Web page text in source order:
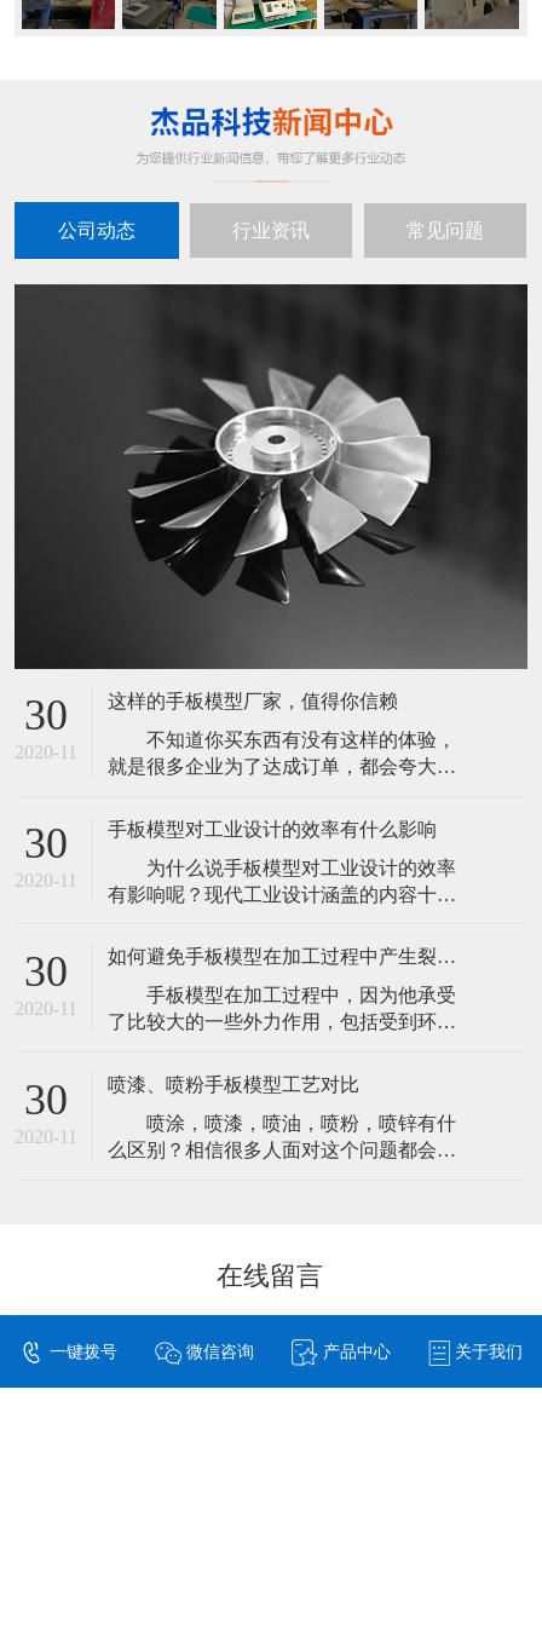
公司动态 行业资讯 常见问题
30
2020-11
这样的手板模型厂家，值得你信赖
不知道你买东西有没有这样的体验，
就是很多企业为了达成订单，都会夸大或
是，往往等到客户下单之后，体验又非常
的不好。其实定制手板模型，也经常会出
现这样的问题。因为市面上的手板模型厂
家有很多，并且很多在网络上进行宣传推
此来尽快的
30
2020-11
手板模型对工业设计的效率有什么影响
为什么说手板模型对工业设计的效率
有影响呢？现代工业设计涵盖的内容十分
轮船，无不包含着现代工业设计的影子，
同。偏重于几何图形的机械零部件可以很
好地通过计算机制图直接设计，还可以通
程度的运动
30
2020-11
如何避免手板模型在加工过程中产生裂痕或是变形
手板模型在加工过程中，因为他承受
了比较大的一些外力作用，包括受到环境
发生裂痕或是变形的状况。所以，我们为
解清楚为什么会有这方面的事故发生。然
后，来做好前期的预防工作。现在我们就
30
2020-11
喷漆、喷粉手板模型工艺对比
喷涂，喷漆，喷油，喷粉，喷锌有什
么区别？相信很多人面对这个问题都会支
称，喷漆与喷油同一种处理工艺，这里我
在线留言
一键拨号 微信咨询 产品中心 关于我们